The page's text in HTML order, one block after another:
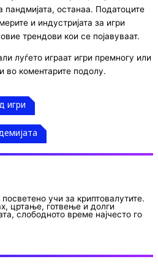
пандмијата, останаа. Податоците
и индустријата за игри
трендови кои се појавуваат.
луѓето играат игри премногу или
во коментарите подолу.
игри
учи за криптовалутите.
цртање, готвење и долги
слободното време најчесто го